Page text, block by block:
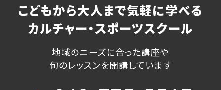
こどもから大人まで気軽に学べる
カルチャー・スポーツスクール
地域のニーズに合った講座や
旬のレッスンを開講しています